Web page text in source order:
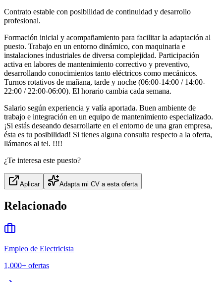
Contrato estable con posibilidad de continuidad y desarrollo
profesional.
Formación inicial y acompañamiento para facilitar la adaptación al
puesto. Trabajo en un entorno dinámico, con maquinaria e
instalaciones industriales de diversa complejidad. Participación
activa en labores de mantenimiento correctivo y preventivo,
desarrollando conocimientos tanto eléctricos como mecánicos.
Turnos rotativos de mañana, tarde y noche (06:00-14:00 / 14:00-
22:00 / 22:00-06:00). El horario cambia cada semana.
Salario según experiencia y valía aportada. Buen ambiente de
trabajo e integración en un equipo de mantenimiento especializado.
¡Si estás deseando desarrollarte en el entorno de una gran empresa,
ésta es tu posibilidad! Si tienes alguna consulta respecto a la oferta,
llámanos al tel. !!!!
¿Te interesa este puesto?
Aplicar Adapta mi CV a esta oferta
Relacionado
Empleo de Electricista
1,000+ ofertas